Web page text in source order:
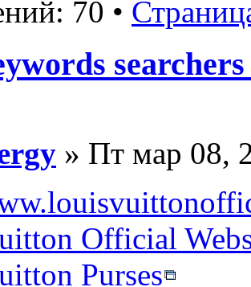
70 •
» Пт мар 08,
Official
Purses